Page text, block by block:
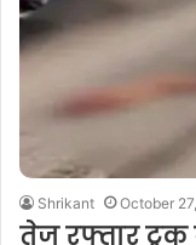
Shrikant October
तेज रफ्तार